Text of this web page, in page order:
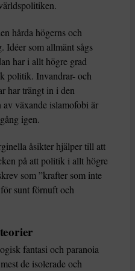
hårda högerns och
Idéer som allmänt sågs
har i allt högre grad
politik. Invandrar- och
har trängt in i den
växande islamofobi är
igen.
åsikter hjälper till att
på att politik i allt högre
som ”krafter som inte
sunt förnuft och
fantasi och paranoia
de isolerade och